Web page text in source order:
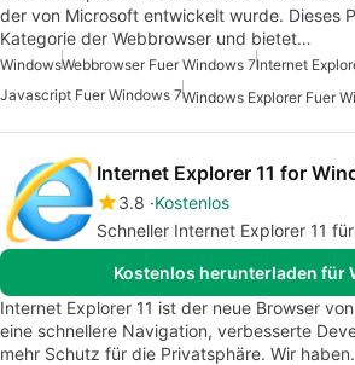
der von Microsoft entwickelt wurde. Dieses
Kategorie der Webbrowser und bietet…
WindowsWebbrowser Fuer Windows 7Internet
Javascript Fuer Windows 7Windows Explorer Fuer
Internet Explorer 11 for
3.8 Kostenlos
Schneller Internet Explorer 11
Kostenlos herunterladen für
Internet Explorer 11 ist der neue Browser
eine schnellere Navigation, verbesserte
mehr Schutz für die Privatsphäre. Wir